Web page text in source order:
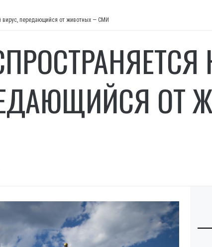
вирус, передающийся от животных — СМИ